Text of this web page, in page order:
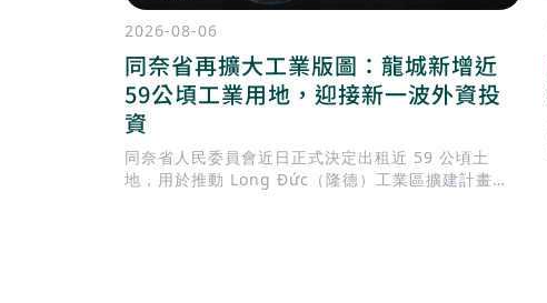
2026-08-06
同奈省再擴大工業版圖：龍城新增近
59公頃工業用地，迎接新一波外資投
資
同奈省人民委員會近日正式決定出租近 59 公頃土
地，用於推動 Long Đức（隆德）工業區擴建計畫。